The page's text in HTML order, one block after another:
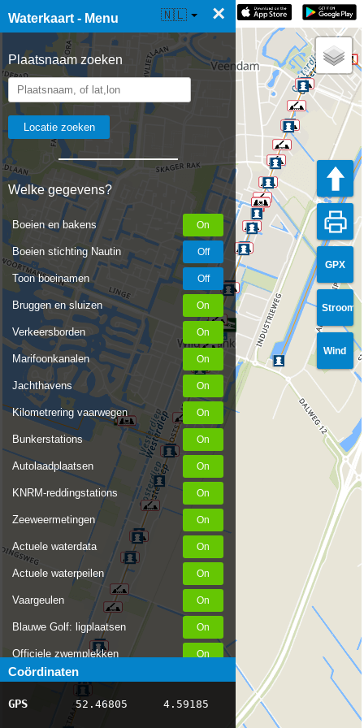
Waterkaart - Menu ×
Plaatsnaam zoeken
Welke gegevens?
Boeien en bakens
Boeien stichting Nautin
Toon boeinamen
Bruggen en sluizen
Verkeersborden
Marifoonkanalen
Jachthavens
Kilometrering vaarwegen
Bunkerstations
Autolaadplaatsen
KNRM-reddingstations
Zeeweermetingen
Actuele waterdata
Actuele waterpeilen
Vaargeulen
Blauwe Golf: ligplaatsen
Officiele zwemplekken
Stremmingen/hinder
AIS scheepsposities
Coördinaten
GPS 52.46805 4.59185
☰ Waterkaart Live 🇳🇱
GPX
Stroom
Wind